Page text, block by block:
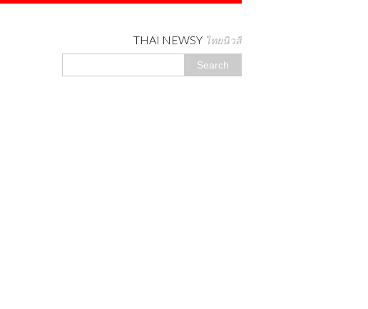
THAI NEWSY ไทยนิวสี่